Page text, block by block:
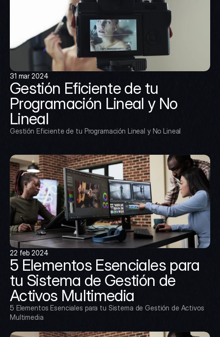
31 mar 2024
Gestión Eficiente de tu
Programación Lineal y No
Lineal
Gestión Eficiente de tu Programación Lineal y No Lineal
22 feb 2024
5 Elementos Esenciales para
tu Sistema de Gestión de
Activos Multimedia
5 Elementos Esenciales para tu Sistema de Gestión de Activos
Multimedia